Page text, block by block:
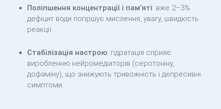
Поліпшення концентрації і пам’яті: вже 2–3%
дефіцит води погіршує мислення, увагу, швидкість
реакції.
Стабілізація настрою: гідратація сприяє
виробленню нейромедіаторів (серотоніну,
дофаміну), що знижують тривожність і депресивні
симптоми.